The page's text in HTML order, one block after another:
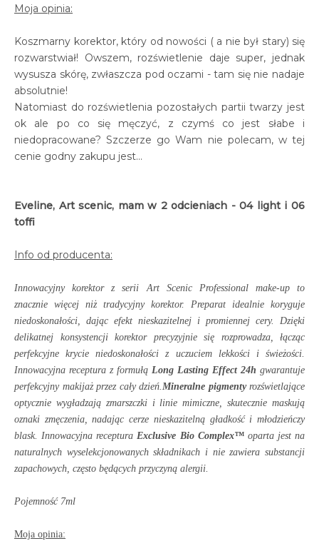
Moja opinia:
Koszmarny korektor, który od nowości ( a nie był stary) się
rozwarstwiał! Owszem, rozświetlenie daje super, jednak
wysusza skórę, zwłaszcza pod oczami - tam się nie nadaje
absolutnie!
Natomiast do rozświetlenia pozostałych partii twarzy jest
ok ale po co się męczyć, z czymś co jest słabe i
niedopracowane? Szczerze go Wam nie polecam, w tej
cenie godny zakupu jest...
Eveline, Art scenic, mam w 2 odcieniach - 04 light i 06
toffi
Info od producenta:
Innowacyjny korektor z serii Art Scenic Professional make-up to
znacznie więcej niż tradycyjny korektor. Preparat idealnie koryguje
niedoskonałości, dając efekt nieskazitelnej i promiennej cery. Dzięki
delikatnej konsystencji korektor precyzyjnie się rozprowadza, łącząc
perfekcyjne krycie niedoskonałości z uczuciem lekkości i świeżości.
Innowacyjna receptura z formułą Long Lasting Effect 24h gwarantuje
perfekcyjny makijaż przez cały dzień.Mineralne pigmenty rozświetlające
optycznie wygładzają zmarszczki i linie mimiczne, skutecznie maskują
oznaki zmęczenia, nadając cerze nieskazitelną gładkość i młodzieńczy
blask. Innowacyjna receptura Exclusive Bio Complex™oparta jest na
naturalnych wyselekcjonowanych składnikach i nie zawiera substancji
zapachowych, często będących przyczyną alergii.
Pojemność 7ml
Moja opinia: